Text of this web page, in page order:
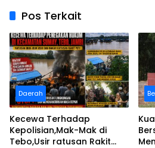
Pos Terkait
Daerah
Kecewa Terhadap
Kepolisian,Mak-Mak di
Tebo,Usir ratusan Rakit